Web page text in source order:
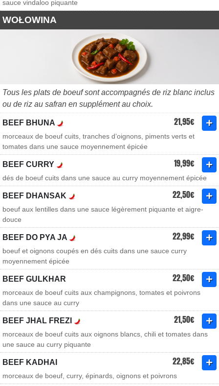
sauce vindaloo piquante
WOŁOWINA
Tous les plats de boeuf sont accompagnés de riz blanc inclus
ou de riz au safran en supplément au choix.
BEEF BHUNA 21,95€
morceaux de boeuf cuits, tranches d’oignons, piments verts et
tomates dans une sauce moyennement épicée
BEEF CURRY 19,99€
dés de boeuf cuits dans une sauce au curry moyennement épicée
BEEF DHANSAK 22,50€
boeuf aux lentilles dans une sauce légèrement piquante et aigre-
douce
BEEF DO PYA JA 22,99€
boeuf et oignons coupés en dés cuits dans une sauce curry
moyennement épicée
BEEF GULKHAR 22,50€
morceaux de boeuf cuits aux champignons, tomates et poivrons
dans une sauce au curry
BEEF JHAL FREZI 21,50€
morceaux de boeuf cuits aux oignons blancs, chili et tomates dans
une sauce au curry piquante
BEEF KADHAI 22,85€
morceaux de boeuf, curry, épinards, oignons et poivrons